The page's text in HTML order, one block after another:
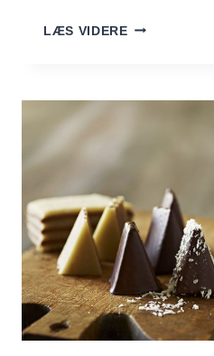
LÆS VIDEREJULEKUGLER
TIL